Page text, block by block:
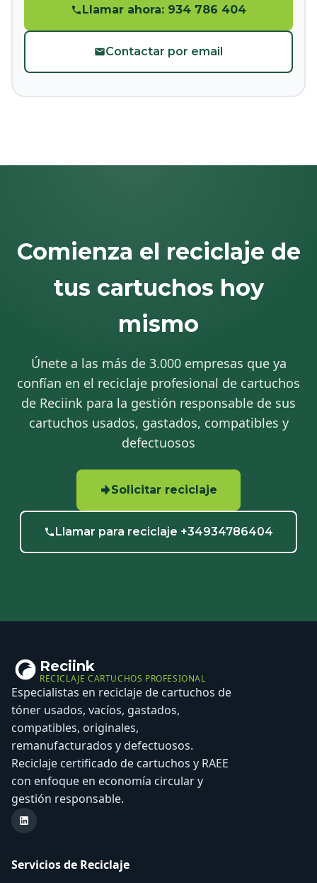
Llamar ahora: 934 786 404
Contactar por email
Comienza el reciclaje de
tus cartuchos hoy
mismo
Únete a las más de 3.000 empresas que ya
confían en el reciclaje profesional de cartuchos
de Reciink para la gestión responsable de sus
cartuchos usados, gastados, compatibles y
defectuosos
Solicitar reciclaje
Llamar para reciclaje +34934786404
Reciink
RECICLAJE CARTUCHOS PROFESIONAL
Especialistas en reciclaje de cartuchos de
tóner usados, vacíos, gastados,
compatibles, originales,
remanufacturados y defectuosos.
Reciclaje certificado de cartuchos y RAEE
con enfoque en economía circular y
gestión responsable.
LinkedIn Reciink
Servicios de Reciclaje